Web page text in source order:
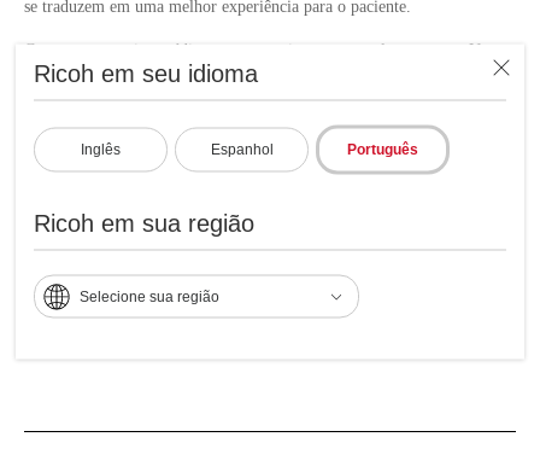
Ricoh em seu idioma
Inglês Espanhol Português
Ricoh em sua região
Selecione sua região
se traduzem em uma melhor experiência para o paciente.
Conecte sua equipe médica com os pacientes como eles esperam: Uma
experiência híbrida sem limites.
RICOH Smart Doctor
Healthcare Managed Print Services
Healthcare E-Forms